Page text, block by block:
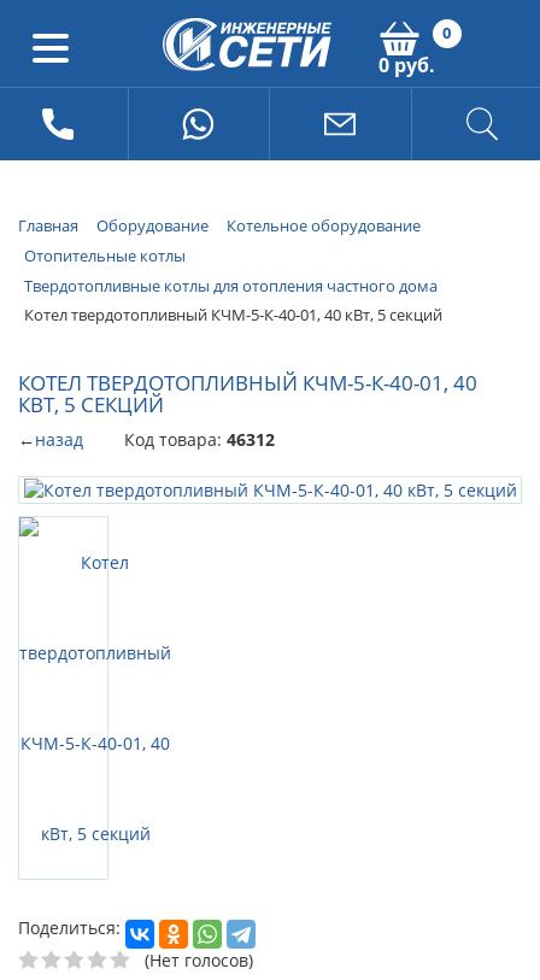
0
0 руб.
Главная Оборудование
Котельное оборудование
Отопительные котлы
Твердотопливные котлы для отопления частного дома
Котел твердотопливный КЧМ-5-К-40-01, 40 кВт, 5 секций
КОТЕЛ ТВЕРДОТОПЛИВНЫЙ КЧМ-5-К-40-01, 40
КВТ, 5 СЕКЦИЙ
←назад Код товара: 46312
Поделиться:
(Нет голосов)